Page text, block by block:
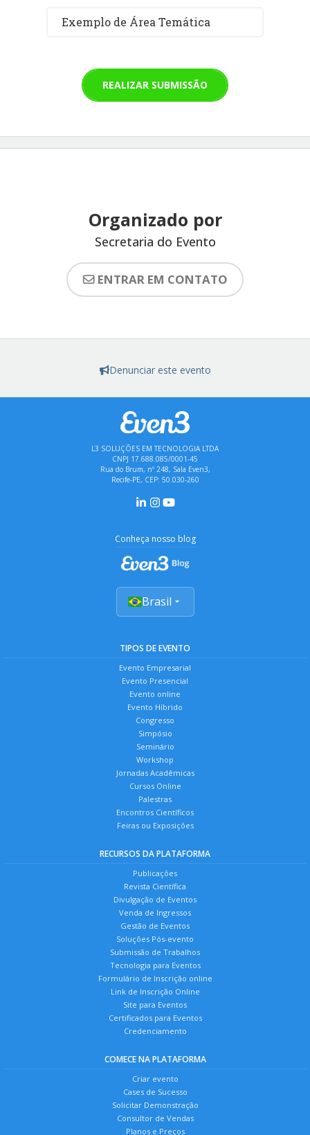
Exemplo de Área Temática
REALIZAR SUBMISSÃO
Organizado por
Secretaria do Evento
ENTRAR EM CONTATO
Denunciar este evento
L3 SOLUÇÕES EM TECNOLOGIA LTDA
CNPJ 17.688.085/0001-45
Rua do Brum, nº 248, Sala Even3,
Recife-PE, CEP: 50.030-260
Conheça nosso blog
Brasil
TIPOS DE EVENTO
Evento Empresarial
Evento Presencial
Evento online
Evento Híbrido
Congresso
Simpósio
Seminário
Workshop
Jornadas Acadêmicas
Cursos Online
Palestras
Encontros Científicos
Feiras ou Exposições
RECURSOS DA PLATAFORMA
Publicações
Revista Científica
Divulgação de Eventos
Venda de Ingressos
Gestão de Eventos
Soluções Pós-evento
Submissão de Trabalhos
Tecnologia para Eventos
Formulário de Inscrição online
Link de Inscrição Online
Site para Eventos
Certificados para Eventos
Credenciamento
COMECE NA PLATAFORMA
Criar evento
Cases de Sucesso
Solicitar Demonstração
Consultor de Vendas
Planos e Preços